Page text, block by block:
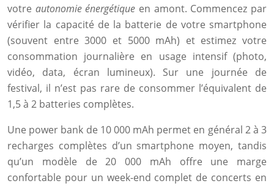
votre autonomie énergétique en amont. Commencez par
vérifier la capacité de la batterie de votre smartphone
(souvent entre 3000 et 5000 mAh) et estimez votre
consommation journalière en usage intensif (photo,
vidéo, data, écran lumineux). Sur une journée de
festival, il n’est pas rare de consommer l’équivalent de
1,5 à 2 batteries complètes.
Une power bank de 10 000 mAh permet en général 2 à 3
recharges complètes d’un smartphone moyen, tandis
qu’un modèle de 20 000 mAh offre une marge
confortable pour un week-end complet de concerts en